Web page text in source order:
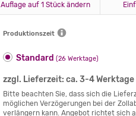
Auflage auf 1 Stück ändern
Produktionszeit
Standard (26 Werktage)
zzgl. Lieferzeit: ca. 3-4 Werktage
Bitte beachten Sie, dass sich die
möglichen Verzögerungen bei der
verlängern kann. Angebot richtet sich